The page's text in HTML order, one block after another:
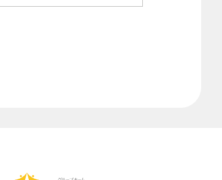
障害者支援 障害者支援施設